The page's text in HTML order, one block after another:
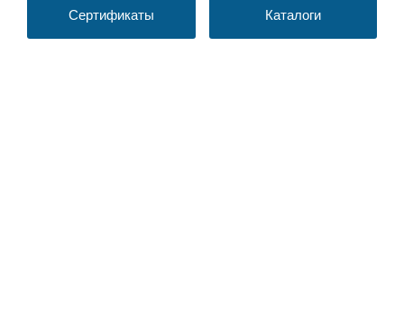
Сертификаты Каталоги